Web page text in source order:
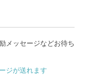
メッセージなどお待ち
ジが送れます